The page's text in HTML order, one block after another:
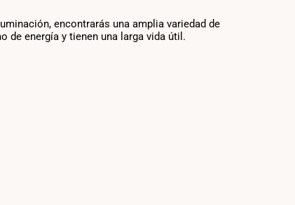
encontrarás una amplia variedad de
de energía y tienen una larga vida útil.